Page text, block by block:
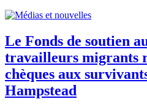
Le Fonds de soutien
travailleurs migrants
chèques aux
Hampstead